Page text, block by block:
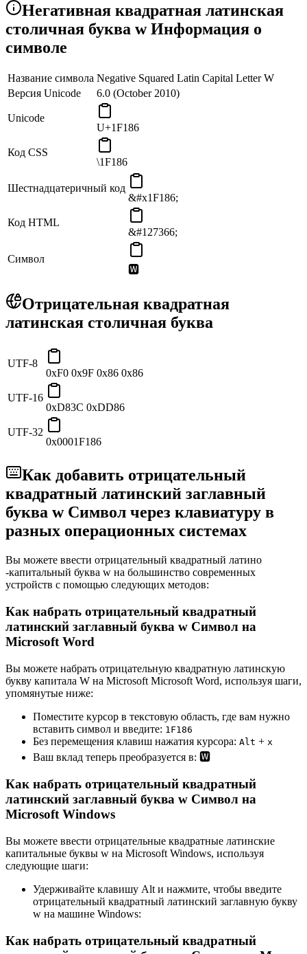
Негативная квадратная латинская
столичная буква w Информация о
символе
Название символа Negative Squared Latin Capital Letter W
Версия Unicode
6.0 (October 2010)
Unicode
U+1F186
Код CSS
\1F186
Шестнадцатеричный код
&#x1F186;
Код HTML
&#127366;
Символ
🆆
Отрицательная квадратная
латинская столичная буква
UTF-8
0xF0 0x9F 0x86 0x86
UTF-16
0xD83C 0xDD86
UTF-32
0x0001F186
Как добавить отрицательный
квадратный латинский заглавный
буква w Символ через клавиатуру в
разных операционных системах
Вы можете ввести отрицательный квадратный латино
-капитальный буква w на большинство современных
устройств с помощью следующих методов:
Как набрать отрицательный квадратный
латинский заглавный буква w Символ на
Microsoft Word
Вы можете набрать отрицательную квадратную латинскую
букву капитала W на Microsoft Microsoft Word, используя шаги,
упомянутые ниже:
Поместите курсор в текстовую область, где вам нужно
вставить символ и введите: 1 F1 86
Без перемещения клавиш нажатия курсора: Alt + x
Ваш вклад теперь преобразуется в: 🆆
Как набрать отрицательный квадратный
латинский заглавный буква w Символ на
Microsoft Windows
Вы можете ввести отрицательные квадратные латинские
капитальные буквы w на Microsoft Windows, используя
следующие шаги:
Удерживайте клавишу Alt и нажмите, чтобы введите
отрицательный квадратный латинский заглавную букву
w на машине Windows:
Как набрать отрицательный квадратный